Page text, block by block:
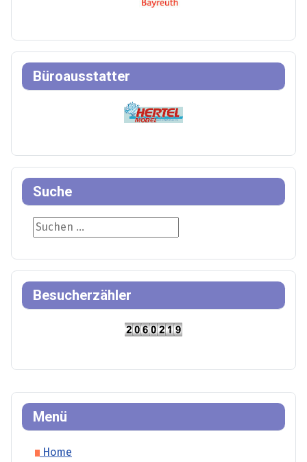
Menü
Home
Büroausstatter
Suche
Suche
Besucherzähler